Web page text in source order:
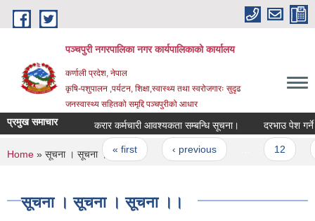
Skip to main content
पञ्चपुरी नगरपालिका नगर कार्यपालिकाको कार्यालय
कर्णाली प्रदेश, नेपाल
कृषि-पशुपालन ,पर्यटन, शिक्षा,स्वास्थ्य तथा स्वरोजगारः सुदृढ
जनस्वास्थ्य सहितको समृद्दि पञ्चपुरीको आधार
प्रमुख समाचार करार कर्मचारी आवश्यकता सम्बन्धि सूचना। दरभाउ पेश गर्ने
Pages
« first ‹ previous
You are here
Home » सूचना । सूचना । सूचना ।।
सूचना । सूचना । सूचना ।।